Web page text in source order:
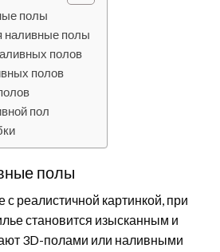
полы
наливные полы
полов
полов
пол
полы
реалистичной картинкой, при
становится изысканным и
3D-полами или наливными